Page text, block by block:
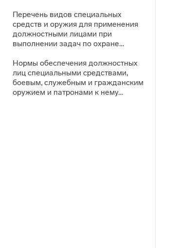
Перечень видов специальных
средств и оружия для применения
должностными лицами при
выполнении задач по охране…
Нормы обеспечения должностных
лиц специальными средствами,
боевым, служебным и гражданским
оружием и патронами к нему…